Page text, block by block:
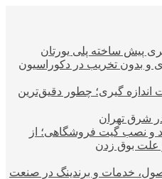
پیش ساخته پلی یورتان
و بدون تخریب در دکوراسیون
اندازه گیری؛ چطور دقیق‌ترین
شرق تهران
و نصب گیت فروشگاهی؛ از
علت بوق زدن
خدمات و برندینگ در صنعت